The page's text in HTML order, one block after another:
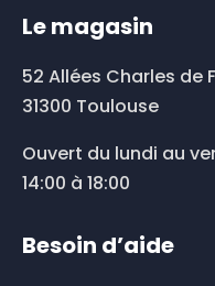
Le magasin
52 Allées Charles de
31300 Toulouse
Ouvert du lundi au
14:00 à 18:00
Besoin d’aide